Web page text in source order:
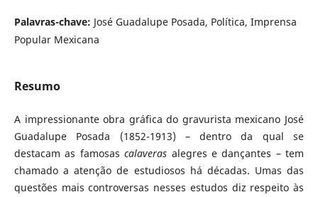
Palavras-chave: José Guadalupe Posada, Política, Imprensa
Popular Mexicana
Resumo
A impressionante obra gráfica do gravurista mexicano José
Guadalupe Posada (1852-1913) – dentro da qual se
destacam as famosascalaveras alegres e dançantes – tem
chamado a atenção de estudiosos há décadas. Umas das
questões mais controversas nesses estudos diz respeito às